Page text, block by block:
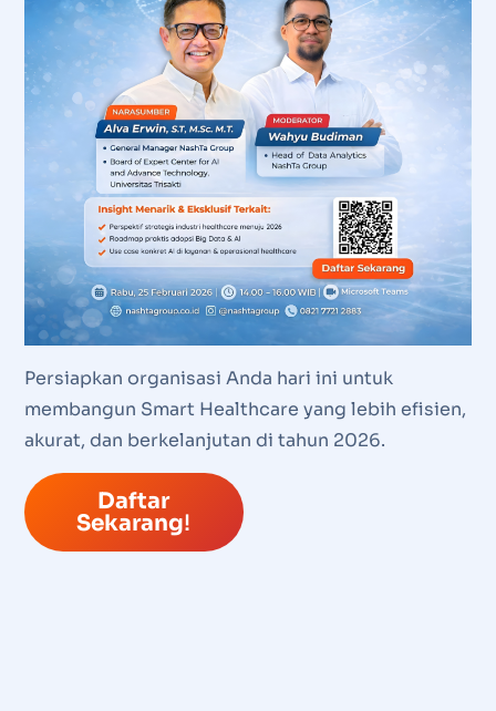
Persiapkan organisasi Anda hari ini untuk
membangun Smart Healthcare yang lebih efisien,
akurat, dan berkelanjutan di tahun 2026.
Daftar
Sekarang!